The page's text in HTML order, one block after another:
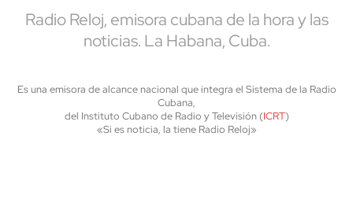
Radio Reloj, emisora cubana de la hora y las
noticias. La Habana, Cuba.
Es una emisora de alcance nacional que integra el Sistema de la Radio
Cubana,
del Instituto Cubano de Radio y Televisión (ICRT)
«Si es noticia, la tiene Radio Reloj»